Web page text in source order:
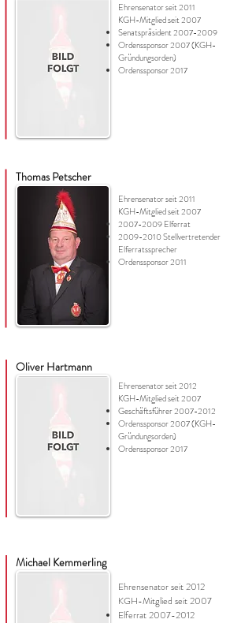
Ehrensenator seit 2011
KGH-Mitglied seit 2007
Senatspräsident 2007-2009
Ordenssponsor 2007 (KGH-
Gründungsorden)
Ordenssponsor 2017
Thomas Petscher
Ehrensenator seit 2011
KGH-Mitglied seit 2007
2007-2009Elferrat
2009-2010Stellvertretender
Elferratssprecher
Ordenssponsor 2011
Oliver Hartmann
Ehrensenator seit 2012
KGH-Mitglied seit 2007
Geschäftsführer2007-2012
Ordenssponsor 2007 (KGH-
Gründungsorden)
Ordenssponsor 2017
Michael Kemmerling
Ehrensenator seit 2012
KGH-Mitglied seit 2007
Elferrat2007-2012